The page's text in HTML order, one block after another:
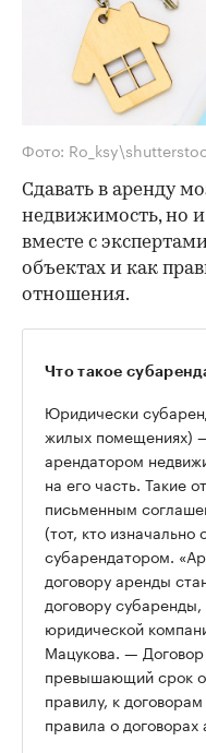
Фото:
Сдавать в аренду
недвижимость, но
вместе с
объектах и как
отношения.
Что такое
Юридически
жилых помещениях)
арендатором
на его часть. Такие
письменным
(тот, кто
субарендатором.
договору аренды
договору
юридической
Мацукова. —
превышающий срок
правилу, к
правила о